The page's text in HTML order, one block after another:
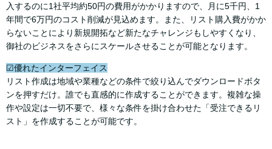
入するのに1社平均約50円の費用がかかりますので、月に5千円、1
年間で6万円のコスト削減が見込めます。また、リスト購入費がかか
らないことにより新規開拓など新たなチャレンジもしやすくなり、
御社のビジネスをさらにスケールさせることが可能となります。
☑優れたインターフェイス
リスト作成は地域や業種などの条件で絞り込んでダウンロードボタ
ンを押すだけ。誰でも直感的に作成することができます。複雑な操
作や設定は一切不要で、様々な条件を掛け合わせた「受注できるリ
スト」を作成することが可能です。